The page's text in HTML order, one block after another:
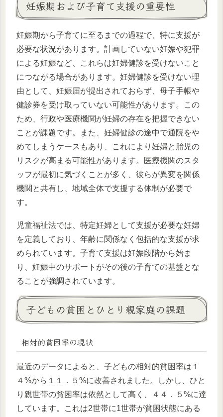
妊娠期および子育て支援の重要性
妊娠期から子育てに至るまでの過程で、特に支援が
必要な状況があります。計画していない妊娠や犯罪
による妊娠など、これらは妊婦健診を受けないこと
につながる場合があります。妊婦健診を受けない理
由として、妊娠届が提出されておらず、母子手帳や
健診券を受け取っていない可能性があります。この
ため、行政や医療機関が妊婦の存在を把握できない
ことが課題です。また、妊婦健診の途中で通院をや
めてしまうケースもあり、これにより妊婦と胎児の
リスクが高まる可能性があります。医療機関のスタ
ッフが最初に気づくことが多く、彼らが異変を関係
機関と共有し、地域全体で支援する体制が必要で
す。
児童福祉法では、特定妊婦として支援が必要な妊婦
を定義しており、年齢に関係なく包括的な支援が求
められています。子育て支援は妊娠段階から始ま
り、妊娠中のサポートがその後の子育ての基盤とな
ることが強調されています。
子どもの貧困とひとり親家庭の課題
相対的貧困率の現状
最近のデータによると、子どもの相対的貧困率は１
４%から１１．５%に改善されました。しかし、ひと
り親世帯の貧困率は依然として高く、４４．５%に達
しています。これは2世帯に1世帯が貧困状態にある